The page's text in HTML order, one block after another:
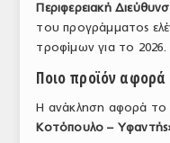
ΕΛΛΗΝΙΚΗ ΝΟΜΟΘΕΣΙΑ
ΤΟ ΠΕΡΙΟΔΙΚΟ
Περιφερειακή
του προγράμματος
τροφίμων για το 2026.
Ποιο προϊόν αφορά
Η ανάκληση αφορά το
Κοτόπουλο –